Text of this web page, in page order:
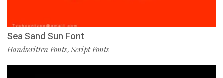
Sea Sand Sun Font
Handwritten Fonts, Script Fonts